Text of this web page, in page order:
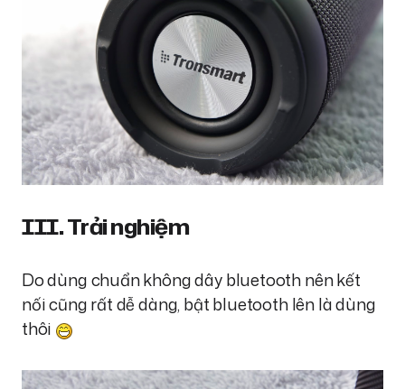
III. Trải nghiệm
Do dùng chuẩn không dây bluetooth nên kết
nối cũng rất dễ dàng, bật bluetooth lên là dùng
thôi